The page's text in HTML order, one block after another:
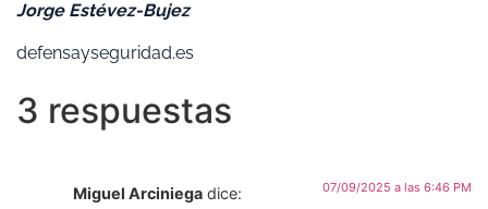
Jorge Estévez-Bujez
defensayseguridad.es
3 respuestas
Miguel Arciniega dice: 07/09/2025 a las 6:46 PM